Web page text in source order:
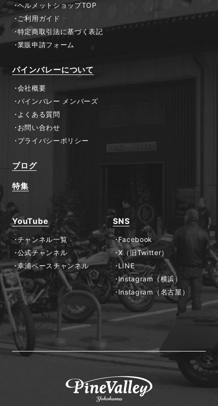
ヘルメットショップTOP
ご利用ガイド
特定商取引法に基づく表記
業販申請フォーム
パインバレーについて
会社概要
パインバレー メンバーズ
よくある質問
お問い合わせ
プライバシーポリシー
ブログ
特集
YouTube
チャンネル一覧
公式チャンネル
幸浦ベースチャンネル
SNS
Facebook
X（旧Twitter）
LINE
Instagram（横浜）
Instagram（名古屋）